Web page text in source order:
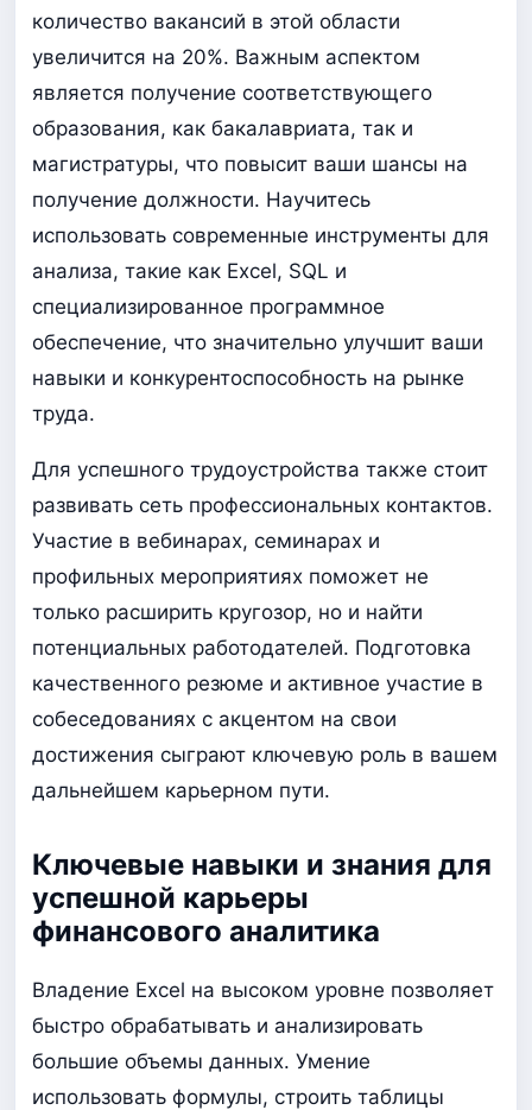
количество вакансий в этой области
увеличится на 20%. Важным аспектом
является получение соответствующего
образования, как бакалавриата, так и
магистратуры, что повысит ваши шансы на
получение должности. Научитесь
использовать современные инструменты для
анализа, такие как Excel, SQL и
специализированное программное
обеспечение, что значительно улучшит ваши
навыки и конкурентоспособность на рынке
труда.
Для успешного трудоустройства также стоит
развивать сеть профессиональных контактов.
Участие в вебинарах, семинарах и
профильных мероприятиях поможет не
только расширить кругозор, но и найти
потенциальных работодателей. Подготовка
качественного резюме и активное участие в
собеседованиях с акцентом на свои
достижения сыграют ключевую роль в вашем
дальнейшем карьерном пути.
Ключевые навыки и знания для
успешной карьеры
финансового аналитика
Владение Excel на высоком уровне позволяет
быстро обрабатывать и анализировать
большие объемы данных. Умение
использовать формулы, строить таблицы